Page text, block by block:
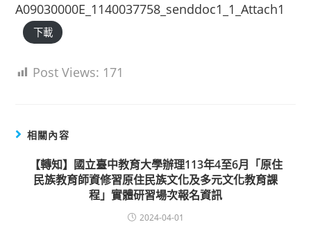
A09030000E_1140037758_senddoc1_1_Attach1
下載
Post Views: 171
相關內容
【轉知】國立臺中教育大學辦理113年4至6月「原住
民族教育師資修習原住民族文化及多元文化教育課
程」實體研習場次報名資訊
2024-04-01